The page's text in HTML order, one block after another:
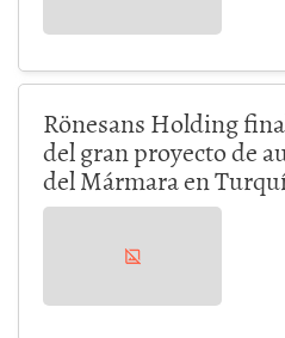
Rönesans Holding
del gran proyecto de
del Mármara en